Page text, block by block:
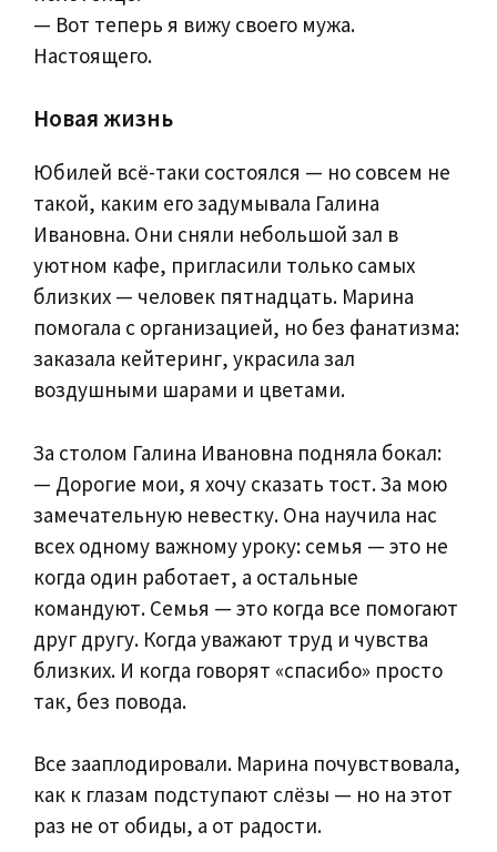
— Вот теперь я вижу своего мужа.
Настоящего.
Новая жизнь
Юбилей всё-таки состоялся — но совсем не
такой, каким его задумывала Галина
Ивановна. Они сняли небольшой зал в
уютном кафе, пригласили только самых
близких — человек пятнадцать. Марина
помогала с организацией, но без фанатизма:
заказала кейтеринг, украсила зал
воздушными шарами и цветами.
За столом Галина Ивановна подняла бокал:
— Дорогие мои, я хочу сказать тост. За мою
замечательную невестку. Она научила нас
всех одному важному уроку: семья — это не
когда один работает, а остальные
командуют. Семья — это когда все помогают
друг другу. Когда уважают труд и чувства
близких. И когда говорят «спасибо» просто
так, без повода.
Все зааплодировали. Марина почувствовала,
как к глазам подступают слёзы — но на этот
раз не от обиды, а от радости.